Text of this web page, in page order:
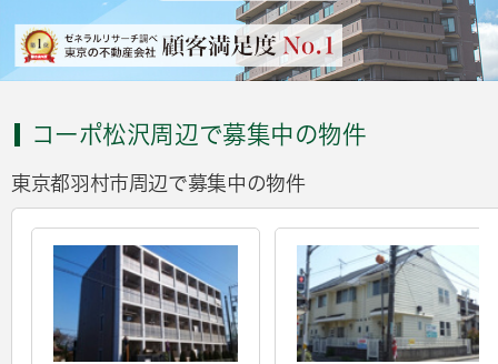
コーポ松沢周辺で募集中の物件
東京都羽村市周辺で募集中の物件